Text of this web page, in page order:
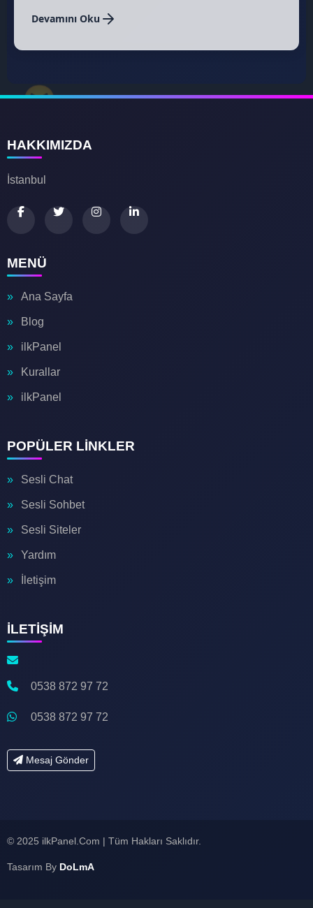
💻
🌟
😆
Devamını Oku
HAKKIMIZDA
İstanbul
MENÜ
Ana Sayfa
Blog
ilkPanel
Kurallar
ilkPanel
POPÜLER LİNKLER
Sesli Chat
Sesli Sohbet
Sesli Siteler
Yardım
İletişim
İLETİŞİM
0538 872 97 72
0538 872 97 72
Mesaj Gönder
© 2025 ilkPanel.Com | Tüm Hakları Saklıdır.
Tasarım By DoLmA